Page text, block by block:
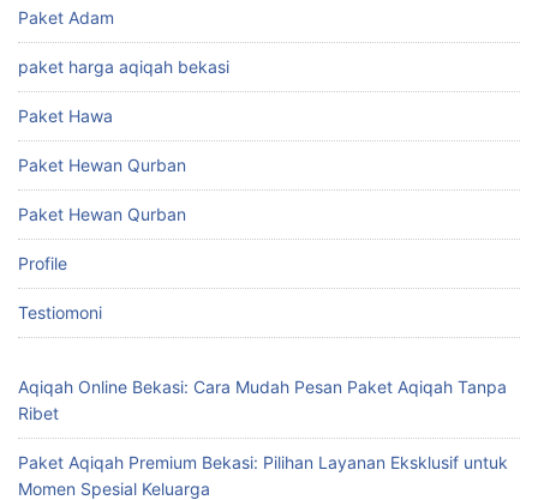
Paket Adam
paket harga aqiqah bekasi
Paket Hawa
Paket Hewan Qurban
Paket Hewan Qurban
Profile
Testiomoni
Aqiqah Online Bekasi: Cara Mudah Pesan Paket Aqiqah Tanpa
Ribet
Paket Aqiqah Premium Bekasi: Pilihan Layanan Eksklusif untuk
Momen Spesial Keluarga